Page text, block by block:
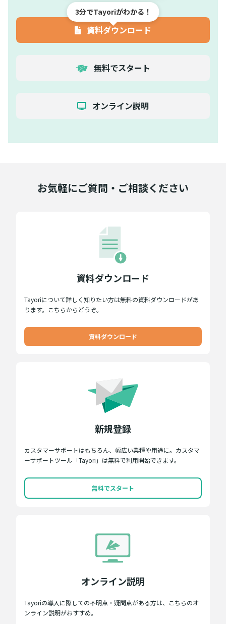
3分でTayoriがわかる！
資料ダウンロード
無料でスタート
オンライン説明
お気軽にご質問・ご相談ください
資料ダウンロード
Tayoriについて詳しく知りたい方は無料の資料ダウンロードがあ
ります。こちらからどうぞ。
資料ダウンロード
新規登録
カスタマーサポートはもちろん、幅広い業種や用途に。カスタマ
ーサポートツール「Tayori」は無料で利用開始できます。
無料でスタート
オンライン説明
Tayoriの導入に際しての不明点・疑問点がある方は、こちらのオ
ンライン説明がおすすめ。